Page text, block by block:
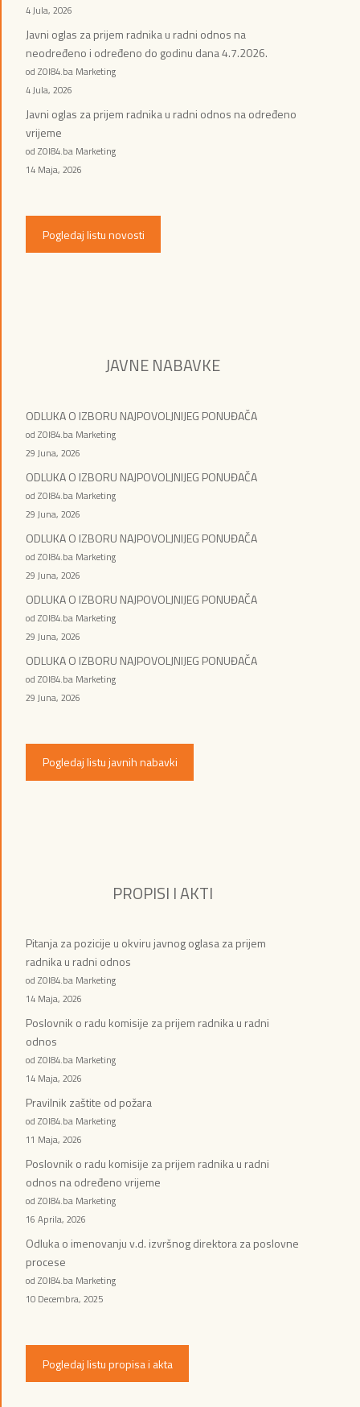
4 Jula, 2026
Javni oglas za prijem radnika u radni odnos na
neodređeno i određeno do godinu dana 4.7.2026.
od ZOI84.ba Marketing
4 Jula, 2026
Javni oglas za prijem radnika u radni odnos na određeno
vrijeme
od ZOI84.ba Marketing
14 Maja, 2026
Pogledaj listu novosti
JAVNE NABAVKE
ODLUKA O IZBORU NAJPOVOLJNIJEG PONUĐAČA
od ZOI84.ba Marketing
29 Juna, 2026
ODLUKA O IZBORU NAJPOVOLJNIJEG PONUĐAČA
od ZOI84.ba Marketing
29 Juna, 2026
ODLUKA O IZBORU NAJPOVOLJNIJEG PONUĐAČA
od ZOI84.ba Marketing
29 Juna, 2026
ODLUKA O IZBORU NAJPOVOLJNIJEG PONUĐAČA
od ZOI84.ba Marketing
29 Juna, 2026
ODLUKA O IZBORU NAJPOVOLJNIJEG PONUĐAČA
od ZOI84.ba Marketing
29 Juna, 2026
Pogledaj listu javnih nabavki
PROPISI I AKTI
Pitanja za pozicije u okviru javnog oglasa za prijem
radnika u radni odnos
od ZOI84.ba Marketing
14 Maja, 2026
Poslovnik o radu komisije za prijem radnika u radni
odnos
od ZOI84.ba Marketing
14 Maja, 2026
Pravilnik zaštite od požara
od ZOI84.ba Marketing
11 Maja, 2026
Poslovnik o radu komisije za prijem radnika u radni
odnos na određeno vrijeme
od ZOI84.ba Marketing
16 Aprila, 2026
Odluka o imenovanju v.d. izvršnog direktora za poslovne
procese
od ZOI84.ba Marketing
10 Decembra, 2025
Pogledaj listu propisa i akta